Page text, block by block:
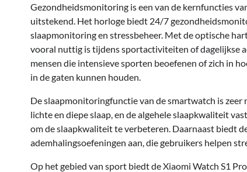
Gezondheidsmonitoring is een van de kernfuncties
uitstekend. Het horloge biedt 24/7
slaapmonitoring en stressbeheer. Met de optische
vooral nuttig is tijdens sportactiviteiten of dagelijkse
mensen die intensieve sporten beoefenen of zich in
in de gaten kunnen houden.
De slaapmonitoringfunctie van de smartwatch is zeer
lichte en diepe slaap, en de algehele slaapkwaliteit
om de slaapkwaliteit te verbeteren. Daarnaast biedt
ademhalingsoefeningen aan, die gebruikers helpen
Op het gebied van sport biedt de Xiaomi Watch S1